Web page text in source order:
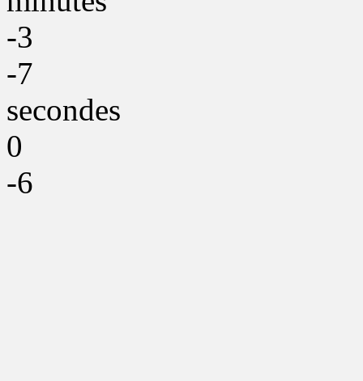
-3
-7
secondes
0
-6